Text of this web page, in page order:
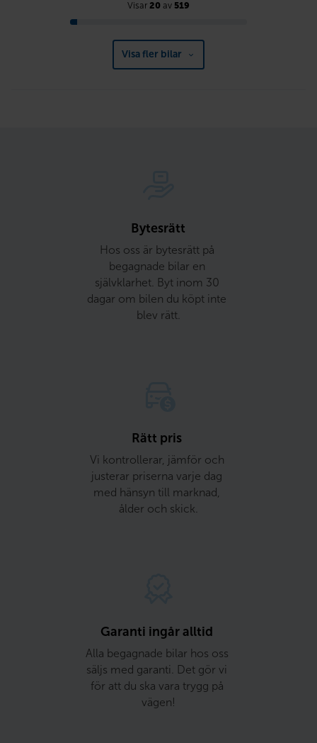
Visar 20 av 519
Visa fler bilar
Bytesrätt
Hos oss är bytesrätt på
begagnade bilar en
självklarhet. Byt inom 30
dagar om bilen du köpt inte
blev rätt.
Rätt pris
Vi kontrollerar, jämför och
justerar priserna varje dag
med hänsyn till marknad,
ålder och skick.
Garanti ingår alltid
Alla begagnade bilar hos oss
säljs med garanti. Det gör vi
för att du ska vara trygg på
vägen!